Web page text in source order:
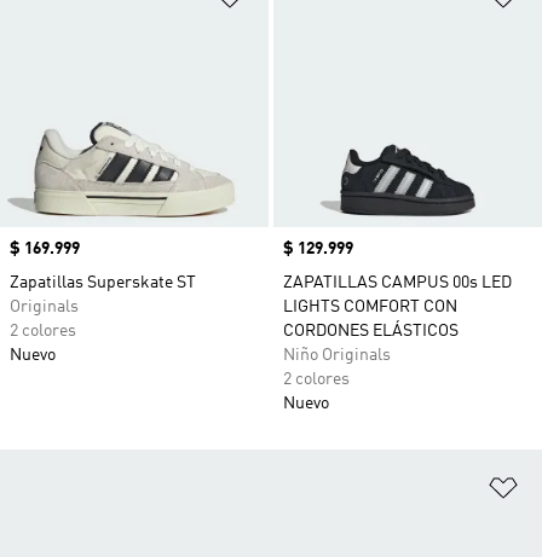
Precio
$ 169.999
Zapatillas Superskate ST
Originals
2 colores
Nuevo
Precio
$ 129.999
ZAPATILLAS CAMPUS 00s LED
LIGHTS COMFORT CON
CORDONES ELÁSTICOS
Niño Originals
2 colores
Nuevo